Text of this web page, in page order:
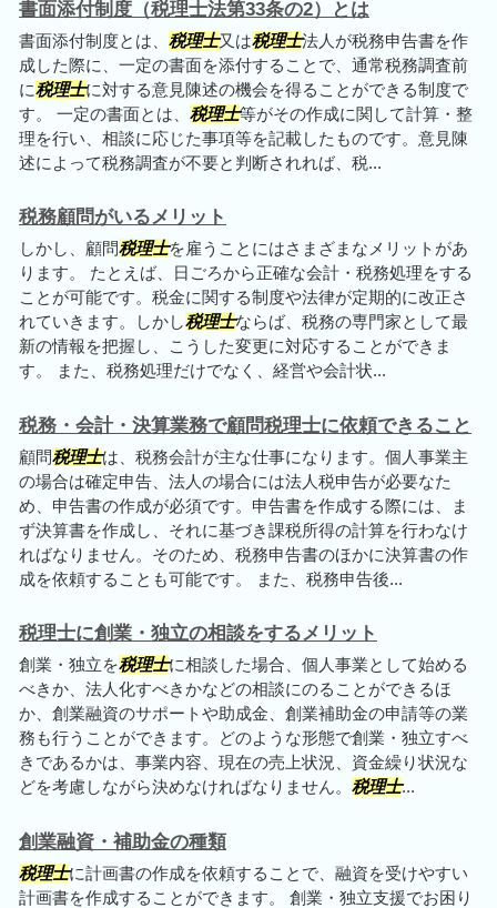
書面添付制度（税理士法第33条の2）とは
書面添付制度とは、 税理士又は税理士法人が税務申告書を作
成した際に、一定の書面を添付することで、通常税務調査前
に税理士に対する意見陳述の機会を得ることができる制度で
す。 一定の書面とは、 税理士等がその作成に関して計算・整
理を行い、相談に応じた事項等を記載したものです。意見陳
述によって税務調査が不要と判断されれば、税...
税務顧問がいるメリット
しかし、顧問税理士を雇うことにはさまざまなメリットがあ
ります。 たとえば、日ごろから正確な会計・税務処理をする
ことが可能です。税金に関する制度や法律が定期的に改正さ
れていきます。しかし税理士ならば、税務の専門家として最
新の情報を把握し、こうした変更に対応することができま
す。 また、税務処理だけでなく、経営や会計状...
税務・会計・決算業務で顧問税理士に依頼できること
顧問税理士は、税務会計が主な仕事になります。個人事業主
の場合は確定申告、法人の場合には法人税申告が必要なた
め、申告書の作成が必須です。申告書を作成する際には、ま
ず決算書を作成し、それに基づき課税所得の計算を行わなけ
ればなりません。そのため、税務申告書のほかに決算書の作
成を依頼することも可能です。 また、税務申告後...
税理士に創業・独立の相談をするメリット
創業・独立を税理士に相談した場合、個人事業として始める
べきか、法人化すべきかなどの相談にのることができるほ
か、創業融資のサポートや助成金、創業補助金の申請等の業
務も行うことができます。どのような形態で創業・独立すべ
きであるかは、事業内容、現在の売上状況、資金繰り状況な
どを考慮しながら決めなければなりません。 税理士...
創業融資・補助金の種類
税理士に計画書の作成を依頼することで、融資を受けやすい
計画書を作成することができます。 創業・独立支援でお困り